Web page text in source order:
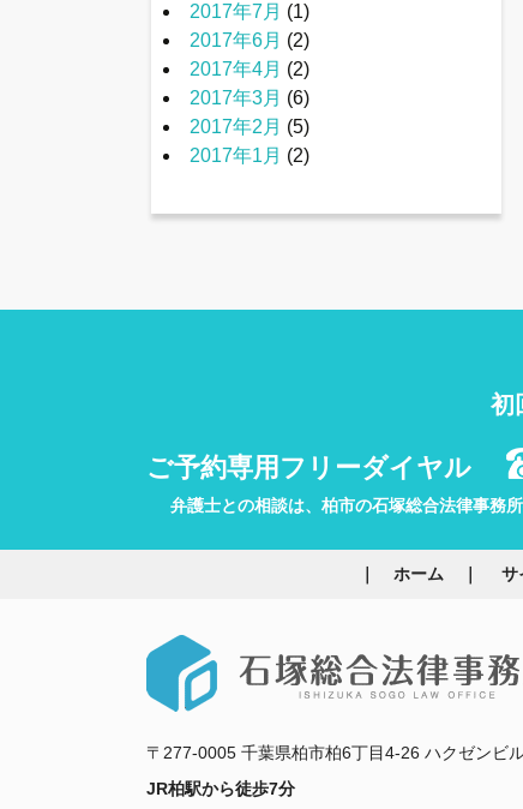
2017年7月 (1)
2017年6月 (2)
2017年4月 (2)
2017年3月 (6)
2017年2月 (5)
2017年1月 (2)
初
ご予約専用フリーダイヤル
弁護士との相談は、柏市の石塚総合法律事務
ホーム サ
〒277-0005 千葉県柏市柏6丁目4-26 ハクゼンビ
JR柏駅から徒歩7分